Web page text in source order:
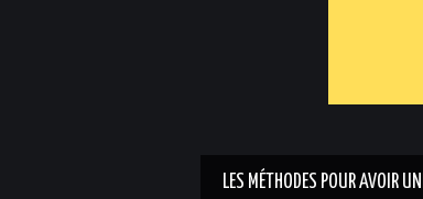
LES MÉTHODES POUR AVOIR